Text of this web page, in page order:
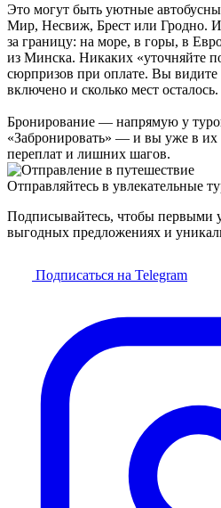
Это могут быть уютные
Мир, Несвиж, Брест или Гродно.
за границу: на море, в горы, в
из Минска. Никаких «уточняйте
сюрпризов при оплате. Вы видите
включено и сколько мест осталось.
Бронирование — напрямую у
«Забронировать» — и вы уже в их
переплат и лишних шагов.
Отправляйтесь в увлекательные
Подписывайтесь, чтобы первыми
выгодных предложениях и
Подписаться на Telegram